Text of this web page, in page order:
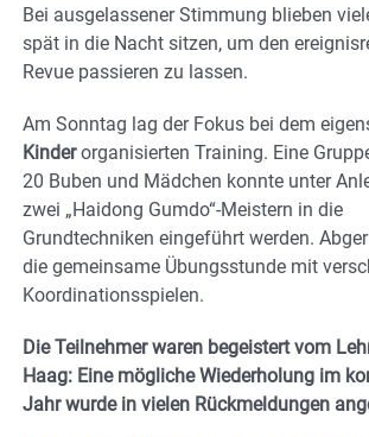
Bei ausgelassener Stimmung blieben
spät in die Nacht sitzen, um den
Revue passieren zu lassen.
Am Sonntag lag der Fokus bei dem
Kinderorganisierten Training. Eine
20 Buben und Mädchen konnte unter
zwei „Haidong Gumdo“-Meistern in die
Grundtechniken eingeführt werden.
die gemeinsame Übungsstunde mit
Koordinationsspielen.
Die Teilnehmer waren begeistert vom
Haag: Eine mögliche Wiederholung im
Jahr wurde in vielen Rückmeldungen